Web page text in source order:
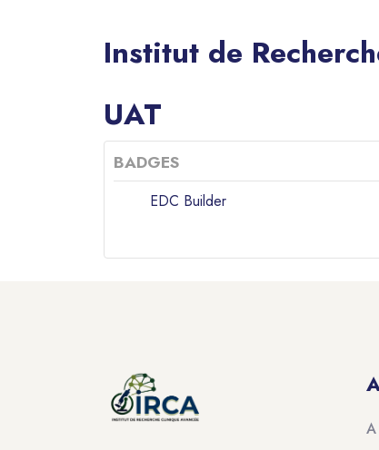
Institut de
Blocs
UAT
BADGES
EDC Builder